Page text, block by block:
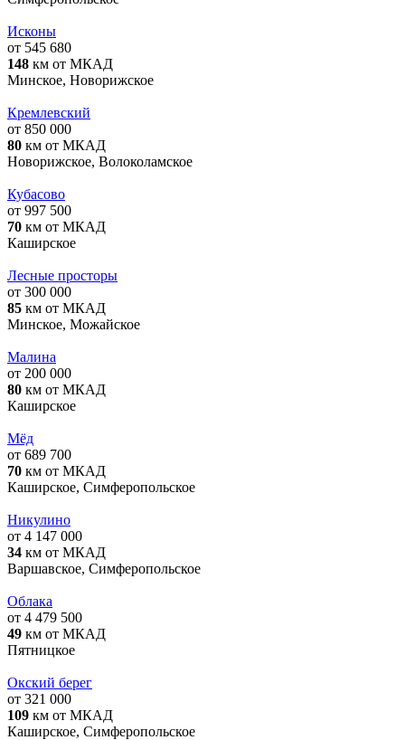
Исконы
от 545 680
148 км от МКАД
Минское, Новорижское
Кремлевский
от 850 000
80 км от МКАД
Новорижское, Волоколамское
Кубасово
от 997 500
70 км от МКАД
Каширское
Лесные просторы
от 300 000
85 км от МКАД
Минское, Можайское
Малина
от 200 000
80 км от МКАД
Каширское
Мёд
от 689 700
70 км от МКАД
Каширское, Симферопольское
Никулино
от 4 147 000
34 км от МКАД
Варшавское, Симферопольское
Облака
от 4 479 500
49 км от МКАД
Пятницкое
Окский берег
от 321 000
109 км от МКАД
Каширское, Симферопольское